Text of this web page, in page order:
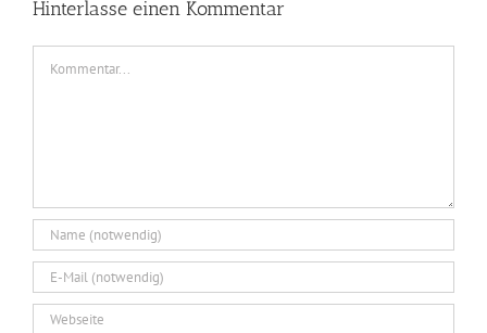
Hinterlasse einen Kommentar
Kommentar